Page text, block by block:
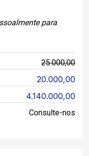
para
25.000,00
20.000,00
4.140.000,00
Consulte-nos